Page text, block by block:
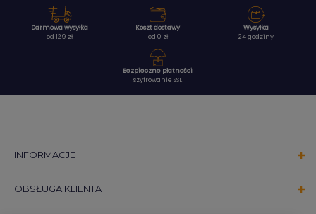
Darmowa wysyłka
od 129 zł
Koszt dostawy
od 0 zł
Wysyłka
24 godziny
Bezpieczne płatności
szyfrowanie SSL
INFORMACJE
OBSŁUGA KLIENTA